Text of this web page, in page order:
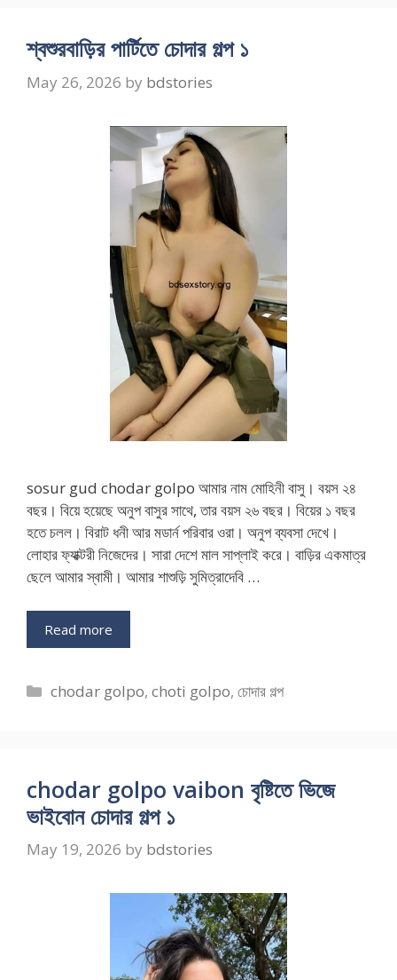
শ্বশুরবাড়ির পার্টিতে চোদার গল্প ১
May 26, 2026 by bdstories
sosur gud chodar golpo আমার নাম মোহিনী বাসু। বয়স ২৪
বছর। বিয়ে হয়েছে অনুপ বাসুর সাথে, তার বয়স ২৬ বছর। বিয়ের ১ বছর
হতে চলল। বিরাট ধনী আর মডার্ন পরিবার ওরা। অনুপ ব্যবসা দেখে।
লোহার ফ্যাক্টরী নিজেদের। সারা দেশে মাল সাপ্লাই করে। বাড়ির একমাত্র
ছেলে আমার স্বামী। আমার শাশুড়ি সুমিত্রাদেবি …
Read more
Categories
chodar golpo,choti golpo,চোদার গল্প
chodar golpo vaibon বৃষ্টিতে ভিজে
ভাইবোন চোদার গল্প ১
May 19, 2026 by bdstories